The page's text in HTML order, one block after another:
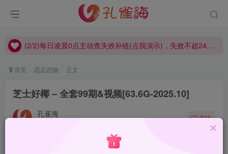
(2/2)每日凌晨0点主动查失效补链(点我演示)，失效不超24小时，
(2/2)每日凌晨0点主动查失效补链(点我演示)，失效不超24小时，
首页 恋足恋物 正文
芝士好椰 – 全套99期&视频[63.6G-2025.10]
孔雀海 关注